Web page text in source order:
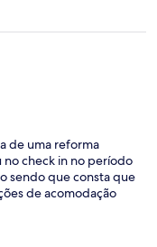
de uma reforma
check in no período
sendo que consta que
de acomodação